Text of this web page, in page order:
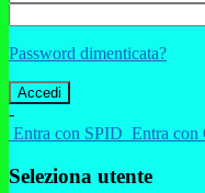
Password dimenticata?
-
Entra con SPID Entra con
Seleziona utente